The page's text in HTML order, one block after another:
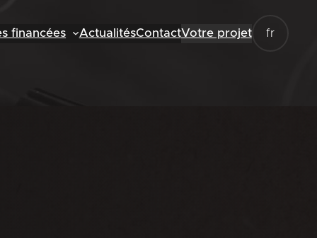
financées ActualitésContactVotre projet fr